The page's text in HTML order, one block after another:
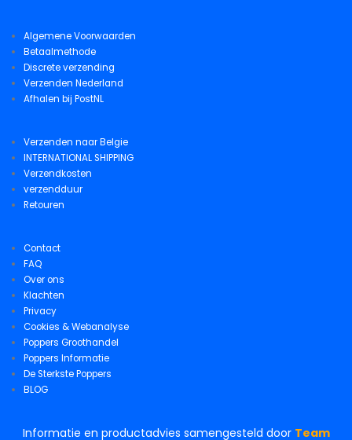
Algemene Voorwaarden
Betaalmethode
Discrete verzending
Verzenden Nederland
Afhalen bij PostNL
Verzenden naar Belgie
INTERNATIONAL SHIPPING
Verzendkosten
verzendduur
Retouren
Contact
FAQ
Over ons
Klachten
Privacy
Cookies & Webanalyse
Poppers Groothandel
Poppers Informatie
De Sterkste Poppers
BLOG
Informatie en productadvies samengesteld door Team